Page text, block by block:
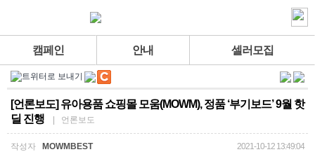
캠페인 안내 셀러모집
[언론보도] 유아용품 쇼핑몰 모움(MOWM), 정품 ‘부기보드’ 9월 핫
딜 진행
| 언론보도
작성자 MOWMBEST 2021-10-12 13:49:04